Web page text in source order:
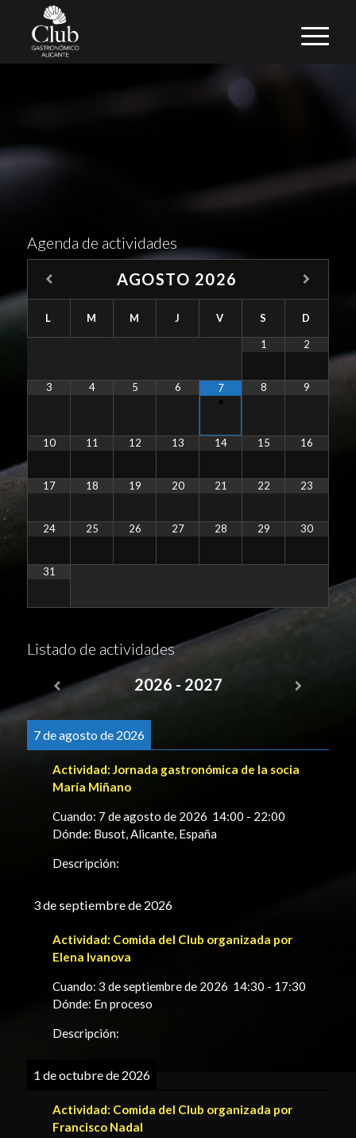
Agenda de actividades
AGOSTO 2026
L M M J V S D
1 2
3 4 5 6
7
•
8 9
10 11 12 13 14 15 16
17 18 19 20 21 22 23
24 25 26 27 28 29 30
31
Listado de actividades
2026 - 2027
7 de agosto de 2026
Actividad: Jornada gastronómica de la socia
María Miñano
Cuando: 7 de agosto de 2026 14:00 - 22:00
Dónde: Busot, Alicante, España
Descripción:
3 de septiembre de 2026
Actividad: Comida del Club organizada por
Elena Ivanova
Cuando: 3 de septiembre de 2026 14:30 - 17:30
Dónde: En proceso
Descripción:
1 de octubre de 2026
Actividad: Comida del Club organizada por
Francisco Nadal